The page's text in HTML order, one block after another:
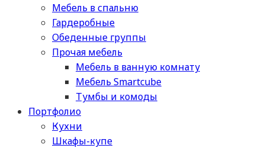
Мебель в спальню
Гардеробные
Обеденные группы
Прочая мебель
Мебель в ванную комнату
Мебель Smartcube
Тумбы и комоды
Портфолио
Кухни
Шкафы-купе